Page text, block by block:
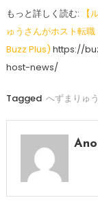
もっと詳しく読む:
【
ゅうさんがホスト転
Buzz Plus) https://
host-news/
Tagged へずまりゅう